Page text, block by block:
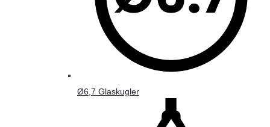
Ø6,7 Glaskugler